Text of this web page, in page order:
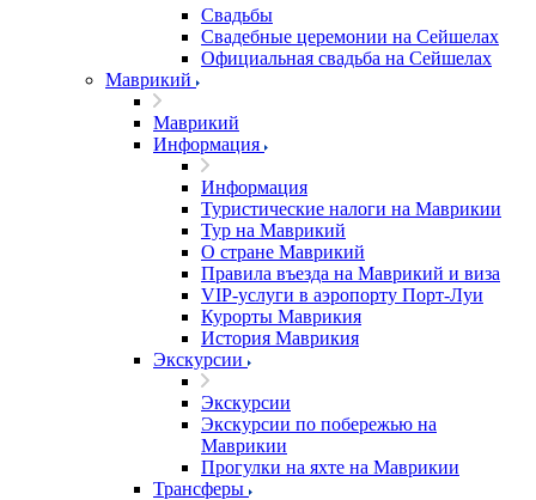
Свадьбы
Свадебные церемонии на Сейшелах
Официальная свадьба на Сейшелах
Маврикий
Маврикий
Информация
Информация
Туристические налоги на Маврикии
Тур на Маврикий
О стране Маврикий
Правила въезда на Маврикий и виза
VIP-услуги в аэропорту Порт-Луи
Курорты Маврикия
История Маврикия
Экскурсии
Экскурсии
Экскурсии по побережью на
Маврикии
Прогулки на яхте на Маврикии
Трансферы